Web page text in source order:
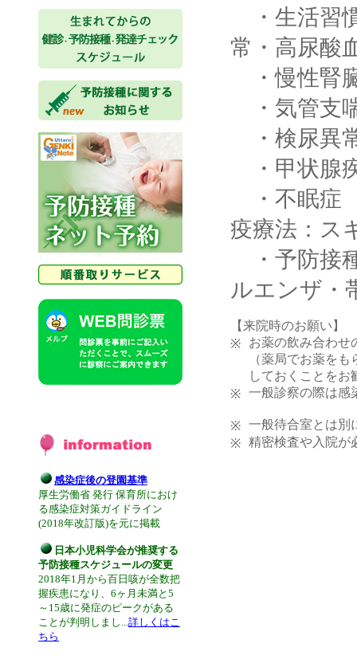
感染症後の登園基準
厚生労働省 発行 保育所におけ
る感染症対策ガイドライン
(2018年改訂版)を元に掲載
日本小児科学会が推奨する
予防接種スケジュールの変更
2018年1月から百日咳が全数把
握疾患になり、6ヶ月未満と5
～15歳に発症のピークがある
ことが判明しまし...詳しくはこ
ちら
・生活習
常・高尿酸
・慢性腎
・気管
・検尿
・甲状腺
・不眠
疫療法：ス
・予防接
ルエンザ・
【来院時のお願い】
※
お薬の飲み合わせ
（薬局でお薬を
しておくことをお
※ 一般診察の際は感
※ 一般待合室とは別
※ 精密検査や入院が